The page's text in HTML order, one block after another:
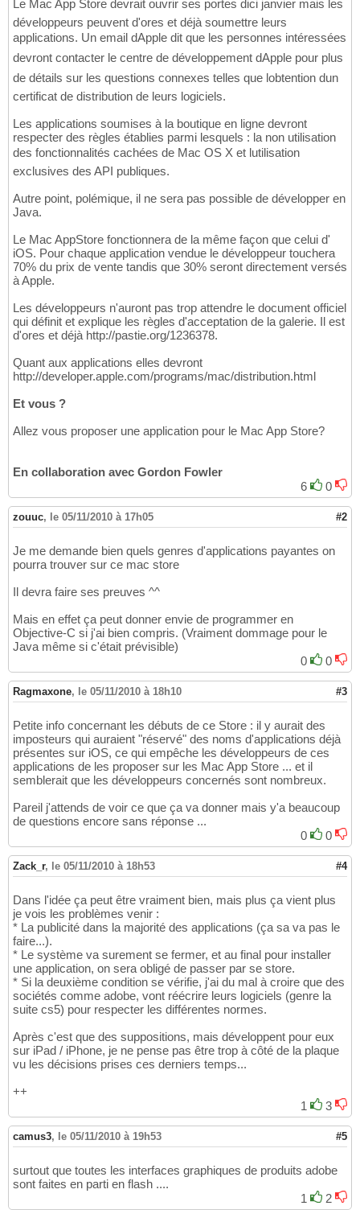
Le Mac App Store devrait ouvrir ses portes dici janvier mais les
développeurs peuvent d'ores et déjà soumettre leurs
applications. Un email dApple dit que les personnes intéressées
devront contacter le centre de développement dApple pour plus
de détails sur les questions connexes telles que lobtention dun
certificat de distribution de leurs logiciels.
Les applications soumises à la boutique en ligne devront
respecter des règles établies parmi lesquels : la non utilisation
des fonctionnalités cachées de Mac OS X et lutilisation
exclusives des API publiques.
Autre point, polémique, il ne sera pas possible de développer en
Java.
Le Mac AppStore fonctionnera de la même façon que celui d'
iOS. Pour chaque application vendue le développeur touchera
70% du prix de vente tandis que 30% seront directement versés
à Apple.
Les développeurs n'auront pas trop attendre le document officiel
qui définit et explique les règles d'acceptation de la galerie. Il est
d'ores et déjà http://pastie.org/1236378.
Quant aux applications elles devront
http://developer.apple.com/programs/mac/distribution.html
Et vous ?
Allez vous proposer une application pour le Mac App Store?
En collaboration avec Gordon Fowler
6
0
zouuc, le 05/11/2010 à 17h05 #2
Je me demande bien quels genres d'applications payantes on
pourra trouver sur ce mac store
Il devra faire ses preuves ^^
Mais en effet ça peut donner envie de programmer en
Objective-C si j'ai bien compris. (Vraiment dommage pour le
Java même si c'était prévisible)
0
0
Ragmaxone, le 05/11/2010 à 18h10 #3
Petite info concernant les débuts de ce Store : il y aurait des
imposteurs qui auraient "réservé" des noms d'applications déjà
présentes sur iOS, ce qui empêche les développeurs de ces
applications de les proposer sur les Mac App Store ... et il
semblerait que les développeurs concernés sont nombreux.
Pareil j'attends de voir ce que ça va donner mais y'a beaucoup
de questions encore sans réponse ...
0
0
Zack_r, le 05/11/2010 à 18h53 #4
Dans l'idée ça peut être vraiment bien, mais plus ça vient plus
je vois les problèmes venir :
* La publicité dans la majorité des applications (ça sa va pas le
faire...).
* Le système va surement se fermer, et au final pour installer
une application, on sera obligé de passer par se store.
* Si la deuxième condition se vérifie, j'ai du mal à croire que des
sociétés comme adobe, vont réécrire leurs logiciels (genre la
suite cs5) pour respecter les différentes normes.
Après c'est que des suppositions, mais développent pour eux
sur iPad / iPhone, je ne pense pas être trop à côté de la plaque
vu les décisions prises ces derniers temps...
++
1
3
camus3, le 05/11/2010 à 19h53 #5
surtout que toutes les interfaces graphiques de produits adobe
sont faites en parti en flash ....
1
2